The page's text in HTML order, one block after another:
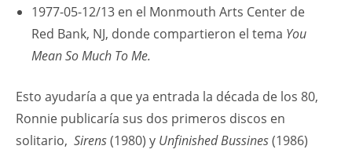
1977-05-12/13 en el Monmouth Arts Center de
Red Bank, NJ, donde compartieron el tema You
Mean So Much To Me.
Esto ayudaría a que ya entrada la década de los 80,
Ronnie publicaría sus dos primeros discos en
solitario, Sirens(1980) y Unfinished Bussines(1986)